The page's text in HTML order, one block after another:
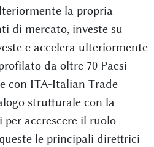
la propria
di mercato, investe su
e accelera ulteriormente
da oltre 70 Paesi
con ITA-Italian Trade
strutturale con la
accrescere il ruolo
le principali direttrici